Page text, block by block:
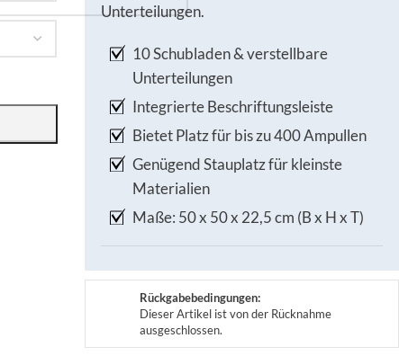
Unterteilungen.
10 Schubladen & verstellbare
Unterteilungen
Integrierte Beschriftungsleiste
Bietet Platz für bis zu 400 Ampullen
Genügend Stauplatz für kleinste
Materialien
Maße: 50 x 50 x 22,5 cm (B x H x T)
Rückgabebedingungen:
Dieser Artikel ist von der Rücknahme
ausgeschlossen.